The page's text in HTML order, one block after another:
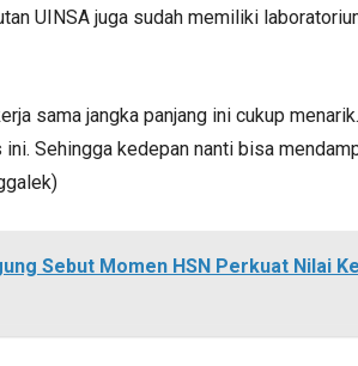
UINSA juga sudah memiliki
sama jangka panjang ini cukup
Sehingga kedepan nanti bisa
Sebut Momen HSN Perkuat Nilai